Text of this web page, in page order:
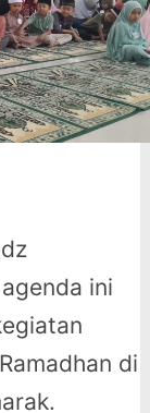
ini
di